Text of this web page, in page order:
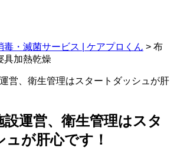
・滅菌サービス | ケアプロくん > 布
具加熱乾燥
設運営、衛生管理はスタ
ュが肝心です！